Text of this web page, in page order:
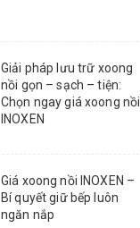
Giải pháp lưu trữ xoong
nồi gọn – sạch – tiện:
Chọn ngay giá xoong nồi
INOXEN
Giá xoong nồi INOXEN –
Bí quyết giữ bếp luôn
ngăn nắp